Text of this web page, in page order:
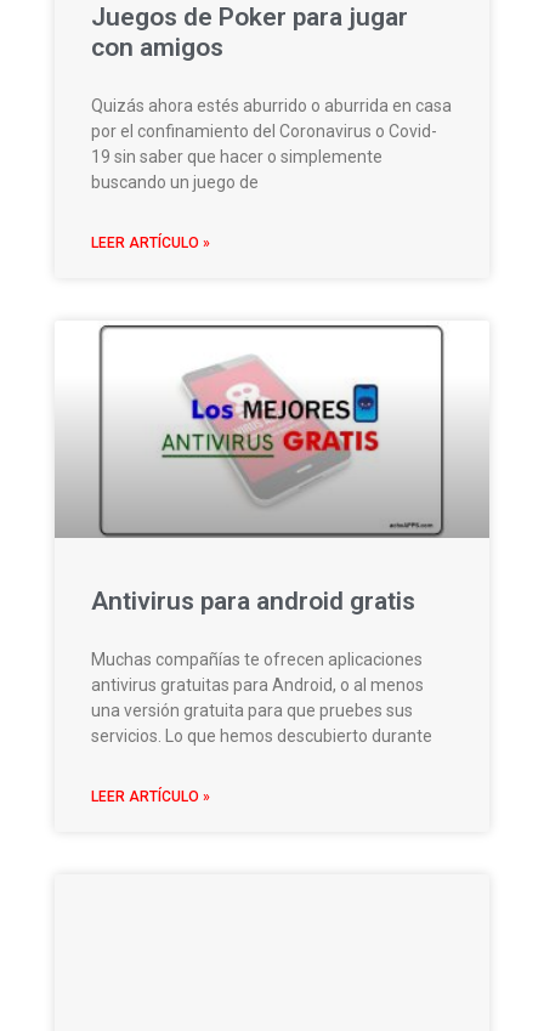
Juegos de Poker para jugar
con amigos
Quizás ahora estés aburrido o aburrida en casa
por el confinamiento del Coronavirus o Covid-
19 sin saber que hacer o simplemente
buscando un juego de
LEER ARTÍCULO »
Antivirus para android gratis
Muchas compañías te ofrecen aplicaciones
antivirus gratuitas para Android, o al menos
una versión gratuita para que pruebes sus
servicios. Lo que hemos descubierto durante
LEER ARTÍCULO »